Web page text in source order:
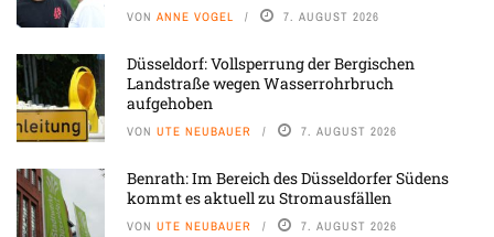
VON ANNE VOGEL 7. AUGUST 2026
Düsseldorf: Vollsperrung der Bergischen
Landstraße wegen Wasserrohrbruch
aufgehoben
VON UTE NEUBAUER 7. AUGUST 2026
Benrath: Im Bereich des Düsseldorfer Südens
kommt es aktuell zu Stromausfällen
VON UTE NEUBAUER 7. AUGUST 2026